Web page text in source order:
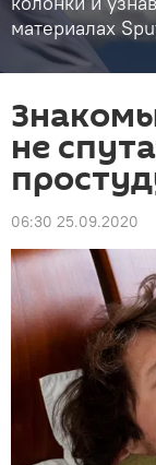
материалах
не
06:30 25.09.2020